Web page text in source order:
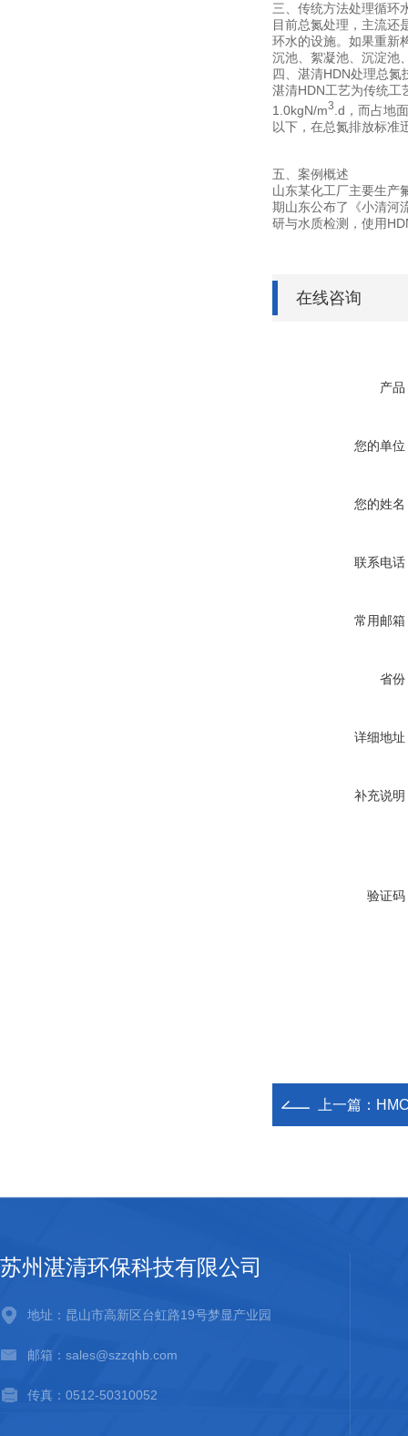
三、传统方法处理循环
目前总氮处理，主流还
环水的设施。如果重新
沉池、絮凝池、沉淀池
四、湛清HDN处理总氮
湛清HDN工艺为传统工
1.0kgN/m3 .d ，而占地
以下，在总氮排放标准
五、案例概述
山东某化工厂主要生产
期山东公布了《小清河
研与水质检测，使用
在线咨询
产品
您的单位
您的姓名
联系电话
常用邮箱
省份
详细地址
补充说明
验证码
上一篇：
苏州湛清环保科技有限公司
地址：昆山市高新区台虹路19号梦显产业园
邮箱：sales@szzqhb.com
传真：0512-50310052